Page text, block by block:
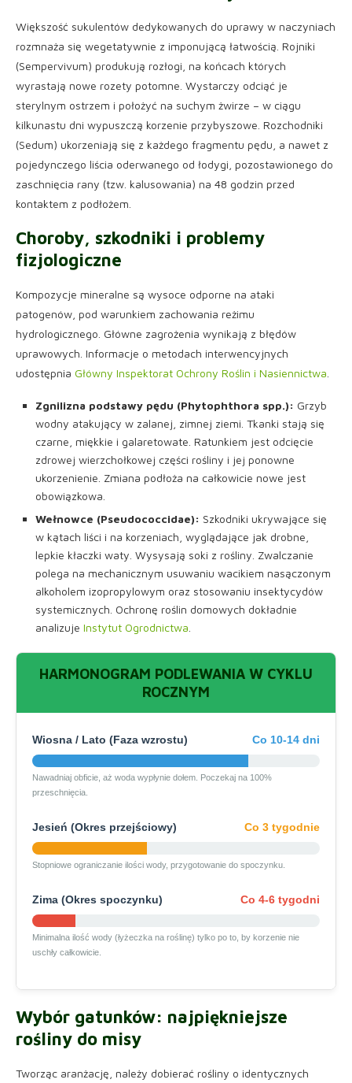
Większość sukulentów dedykowanych do uprawy w naczyniach
rozmnaża się wegetatywnie z imponującą łatwością. Rojniki
(Sempervivum) produkują rozłogi, na końcach których
wyrastają nowe rozety potomne. Wystarczy odciąć je
sterylnym ostrzem i położyć na suchym żwirze – w ciągu
kilkunastu dni wypuszczą korzenie przybyszowe. Rozchodniki
(Sedum) ukorzeniają się z każdego fragmentu pędu, a nawet z
pojedynczego liścia oderwanego od łodygi, pozostawionego do
zaschnięcia rany (tzw. kalusowania) na 48 godzin przed
kontaktem z podłożem.
Choroby, szkodniki i problemy
fizjologiczne
Kompozycje mineralne są wysoce odporne na ataki
patogenów, pod warunkiem zachowania reżimu
hydrologicznego. Główne zagrożenia wynikają z błędów
uprawowych. Informacje o metodach interwencyjnych
udostępnia Główny Inspektorat Ochrony Roślin i Nasiennictwa
Zgnilizna podstawy pędu (Phytophthora spp.): Grzyb
wodny atakujący w zalanej, zimnej ziemi. Tkanki stają się
czarne, miękkie i galaretowate. Ratunkiem jest odcięcie
zdrowej wierzchołkowej części rośliny i jej ponowne
ukorzenienie. Zmiana podłoża na całkowicie nowe jest
obowiązkowa.
Wełnowce (Pseudococcidae): Szkodniki ukrywające się
w kątach liści i na korzeniach, wyglądające jak drobne,
lepkie kłaczki waty. Wysysają soki z rośliny. Zwalczanie
polega na mechanicznym usuwaniu wacikiem nasączonym
alkoholem izopropylowym oraz stosowaniu insektycydów
systemicznych. Ochronę roślin domowych dokładnie
analizuje Instytut Ogrodnictwa
HARMONOGRAM PODLEWANIA W CYKLU
ROCZNYM
Wiosna / Lato (Faza wzrostu) Co 10-14 dni
Nawadniaj obficie, aż woda wypłynie dołem. Poczekaj na 100%
przeschnięcia.
Jesień (Okres przejściowy) Co 3 tygodnie
Stopniowe ograniczanie ilości wody, przygotowanie do spoczynku.
Zima (Okres spoczynku) Co 4-6 tygodni
Minimalna ilość wody (łyżeczka na roślinę) tylko po to, by korzenie nie
uschły całkowicie.
Wybór gatunków: najpiękniejsze
rośliny do misy
Tworząc aranżację, należy dobierać rośliny o identycznych